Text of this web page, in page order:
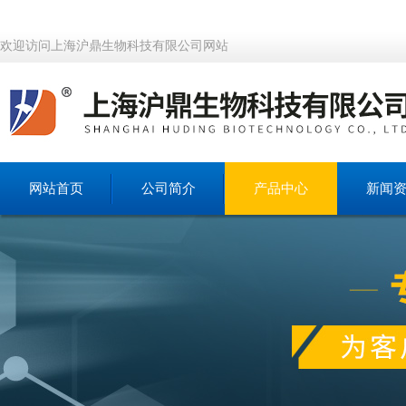
欢迎访问上海沪鼎生物科技有限公司网站
网站首页 公司简介 产品中心 新闻